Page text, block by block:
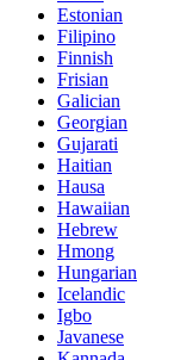
Estonian
Filipino
Finnish
Frisian
Galician
Georgian
Gujarati
Haitian
Hausa
Hawaiian
Hebrew
Hmong
Hungarian
Icelandic
Igbo
Javanese